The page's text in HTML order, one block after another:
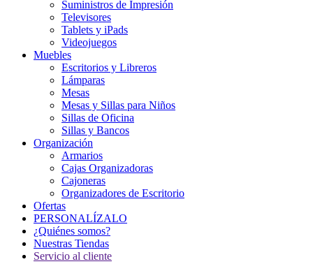
Suministros de Impresión
Televisores
Tablets y iPads
Videojuegos
Muebles
Escritorios y Libreros
Lámparas
Mesas
Mesas y Sillas para Niños
Sillas de Oficina
Sillas y Bancos
Organización
Armarios
Cajas Organizadoras
Cajoneras
Organizadores de Escritorio
Ofertas
PERSONALÍZALO
¿Quiénes somos?
Nuestras Tiendas
Servicio al cliente